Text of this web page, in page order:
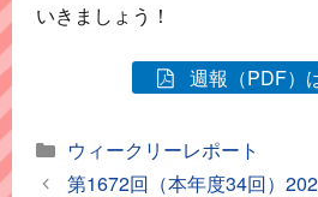
いきましょう！
週報（PDF）
カ
テ
ウィークリーレポート
第1672回（本年度34回）